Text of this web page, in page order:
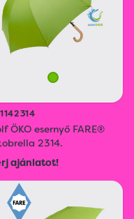
ÖKO esernyő FARE®
2314.
ajánlatot!